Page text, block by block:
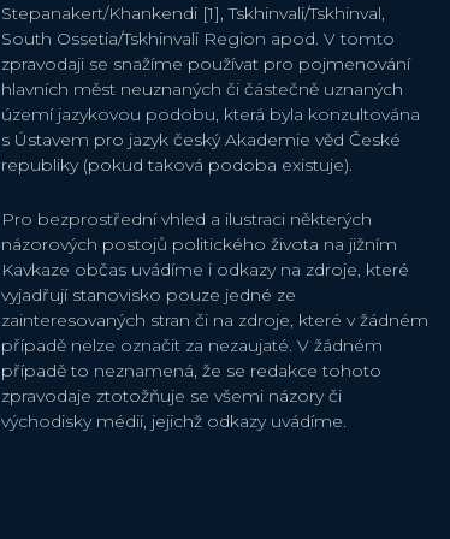
Stepanakert/Khankendi [1], Tskhinvali/Tskhinval,
South Ossetia/Tskhinvali Region apod. V tomto
zpravodaji se snažíme používat pro pojmenování
hlavních měst neuznaných či částečně uznaných
území jazykovou podobu, která byla konzultována
s Ústavem pro jazyk český Akademie věd České
republiky (pokud taková podoba existuje).
Pro bezprostřední vhled a ilustraci některých
názorových postojů politického života na jižním
Kavkaze občas uvádíme i odkazy na zdroje, které
vyjadřují stanovisko pouze jedné ze
zainteresovaných stran či na zdroje, které v žádném
případě nelze označit za nezaujaté. V žádném
případě to neznamená, že se redakce tohoto
zpravodaje ztotožňuje se všemi názory či
východisky médií, jejichž odkazy uvádíme.